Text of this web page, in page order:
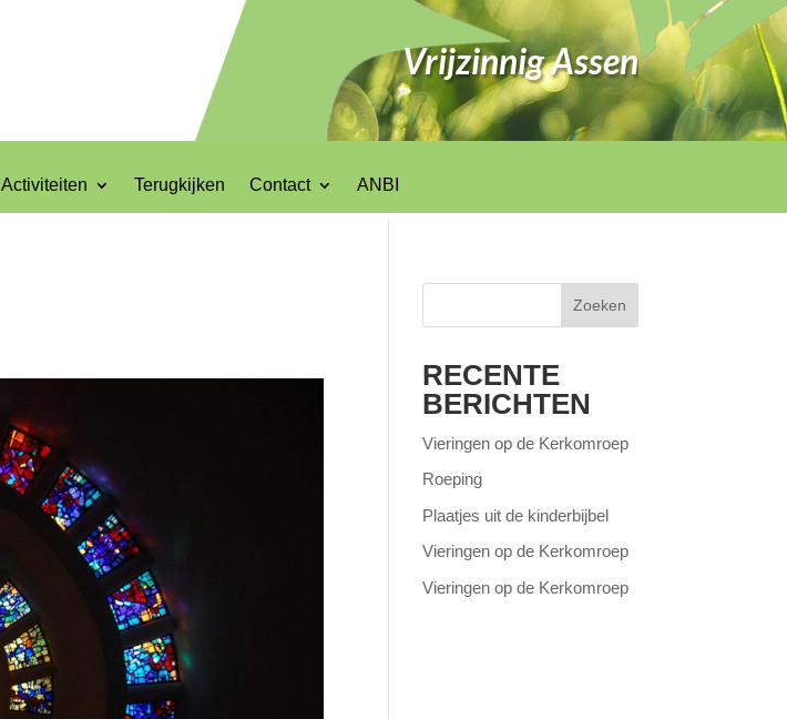
Vrijzinnig Assen
Activiteiten Terugkijken Contact ANBI
Zoeken
RECENTE
BERICHTEN
Vieringen op de Kerkomroep
Roeping
Plaatjes uit de kinderbijbel
Vieringen op de Kerkomroep
Vieringen op de Kerkomroep